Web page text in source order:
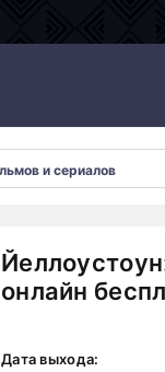
онлайн
Дата выхода: